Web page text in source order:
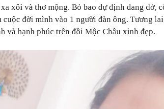
xôi và thơ mộng. Bỏ bao dự định dang dở,
đời mình vào 1 người đàn ông. Tương
và hạnh phúc trên đồi Mộc Châu xinh đẹp.